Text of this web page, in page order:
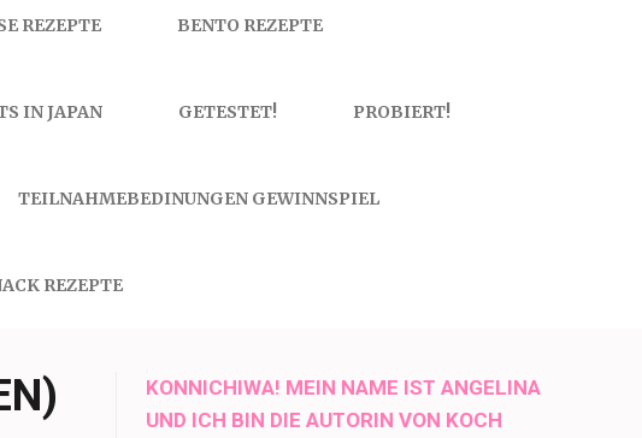
REZEPTE BENTO REZEPTE
IN JAPAN GETESTET! PROBIERT!
TEILNAHMEBEDINUNGEN GEWINNSPIEL
REZEPTE
KONNICHIWA! MEIN NAME IST ANGELINA
UND ICH BIN DIE AUTORIN VON KOCH